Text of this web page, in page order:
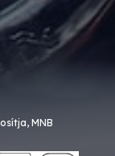
MNB